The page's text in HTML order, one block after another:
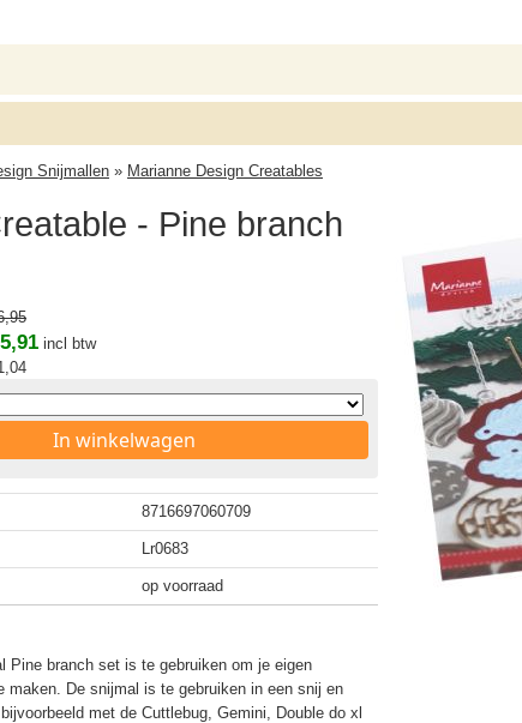
Snijmallen » Marianne Design Creatables
- Pine branch
incl btw
In winkelwagen
8716697060709
Lr0683
op voorraad
Pine branch set is te gebruiken om je eigen
maken. De snijmal is te gebruiken in een snij en
met de Cuttlebug, Gemini, Double do xl